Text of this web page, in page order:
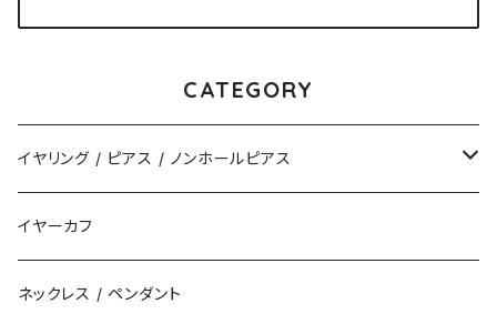
CATEGORY
イヤリング / ピアス / ノンホールピアス
揺れるタイプ
花（直径3cm）
揺れないタイプ
イヤーカフ
ネックレス / ペンダント